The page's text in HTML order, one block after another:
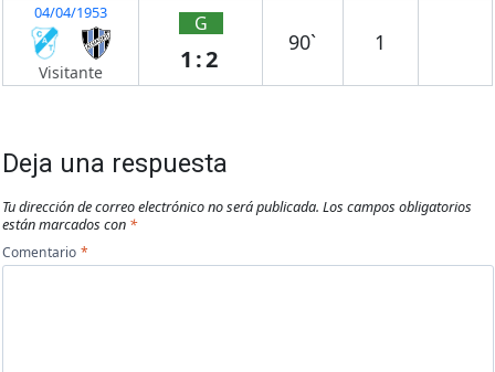
04/04/1953
Visitante
G
1:2
90` 1
Deja una respuesta
Tu dirección de correo electrónico no será publicada. Los campos obligatorios
están marcados con *
Comentario *